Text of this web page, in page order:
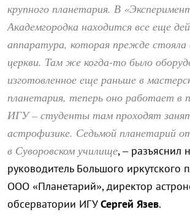
крупного планетария. В
Академгородка находится все еще
аппаратура, которая прежде стояла
церкви. Там же когда-то было
изготовленное еще раньше в
планетария, теперь оно работает в
ИГУ – студенты там проходят
астрофизике. Седьмой планетарий
в Суворовском училище, – разъяснил
руководитель Большого иркутского
ООО «Планетарий», директор
обсерватории ИГУСергей Язев.